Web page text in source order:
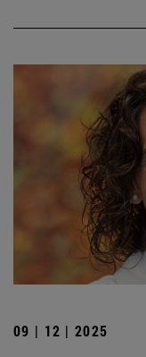
09 | 12 | 2025